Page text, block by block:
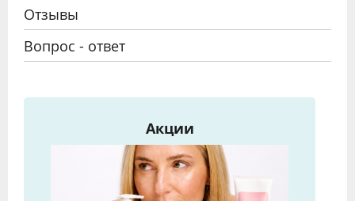
Отзывы
Вопрос - ответ
Акции